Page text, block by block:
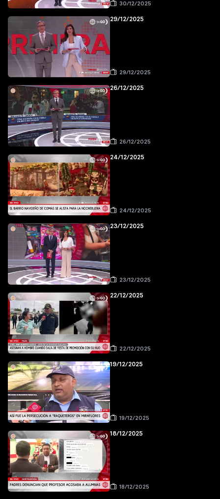
30/12/2025
29/12/2025
29/12/2025
26/12/2025
26/12/2025
24/12/2025
24/12/2025
23/12/2025
23/12/2025
22/12/2025
22/12/2025
19/12/2025
19/12/2025
18/12/2025
18/12/2025